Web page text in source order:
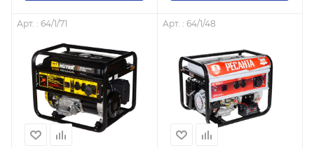
Арт. : 64/1/71 Арт. : 64/1/48